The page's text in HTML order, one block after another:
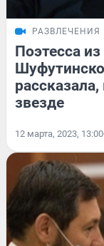
РАЗВЛЕЧЕНИЯ
Поэтесса
звезде
12 марта, 2023, 13:00